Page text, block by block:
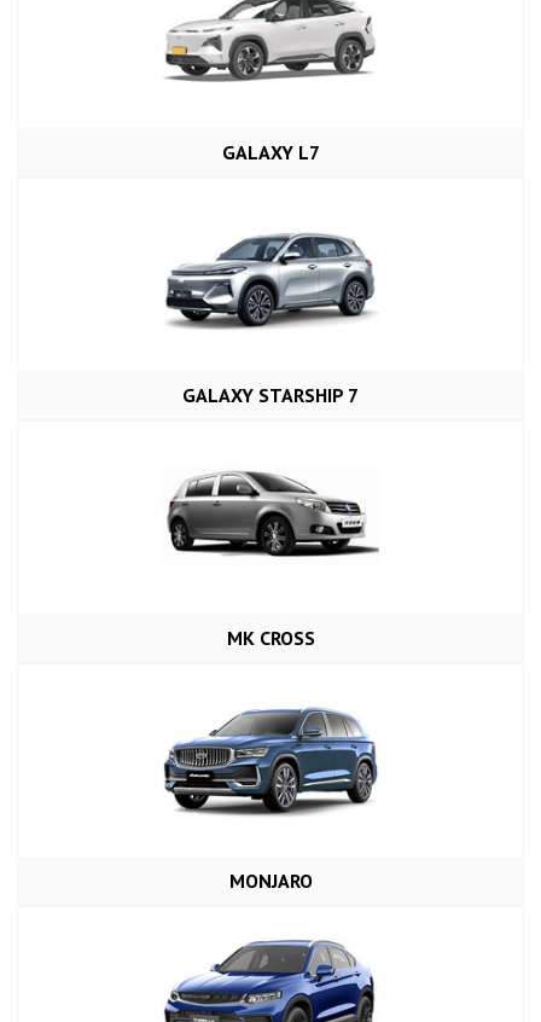
GALAXY L7
GALAXY STARSHIP 7
MK CROSS
MONJARO